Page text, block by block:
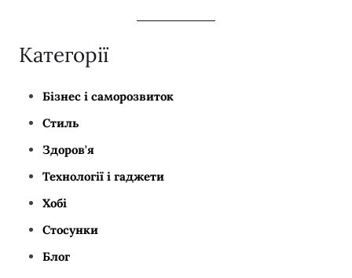
Категорії
Бізнес і саморозвиток
Стиль
Здоров'я
Технології і гаджети
Хобі
Стосунки
Блог